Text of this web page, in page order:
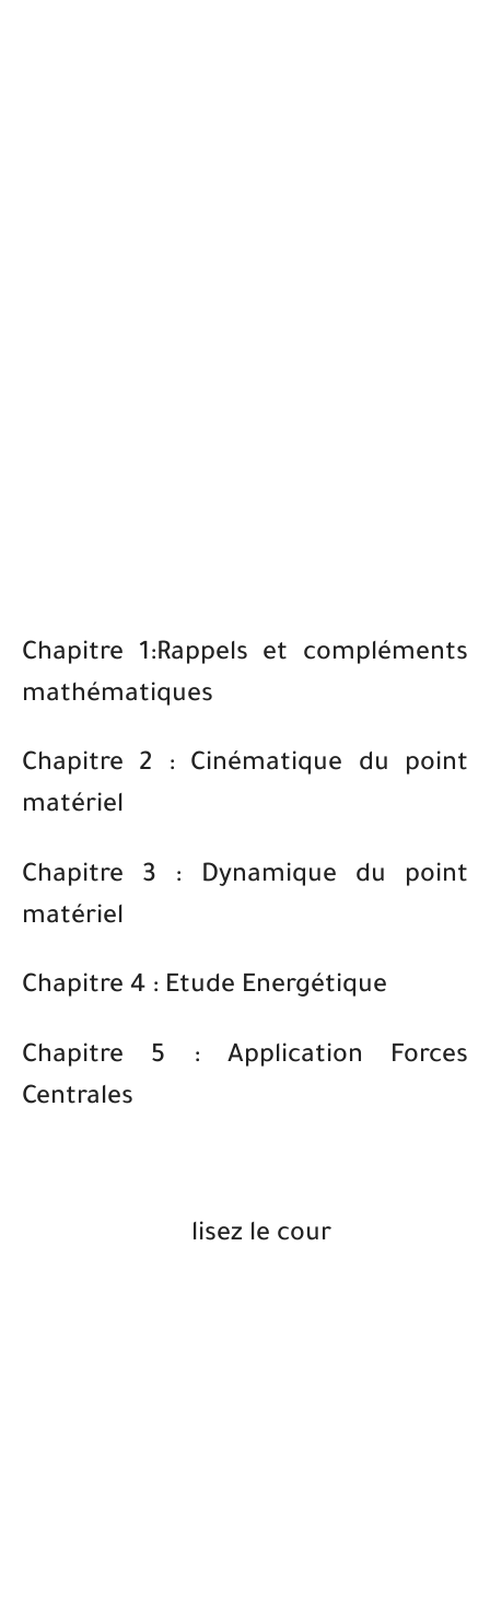
Chapitre 1:Rappels et compléments
mathématiques
Chapitre 2 : Cinématique du point
matériel
Chapitre 3 : Dynamique du point
matériel
Chapitre 4 : Etude Energétique
Chapitre 5 : Application Forces
Centrales
lisez le cour